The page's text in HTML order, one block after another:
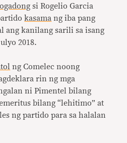
si Rogelio Garcia
kasama ng iba pang
ang kanilang sarili sa isang
2018.
ng Comelec noong
rin ng mga
ni Pimentel bilang
bilang “lehitimo” at
ng partido para sa halalan